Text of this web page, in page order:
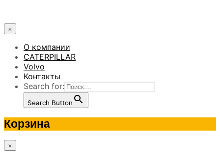
×
О компании
CATERPILLAR
Volvo
Контакты
Search for:
Search Button
Корзина
×